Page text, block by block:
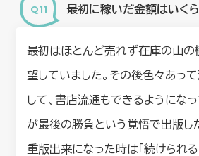
最初に稼いだ金額はいく
最初はほとんど売れず在庫の山の
望していました。その後色々あっ
して、書店流通もできるようになっ
が最後の勝負という覚悟で出版し
重版出来になった時は「続けられる